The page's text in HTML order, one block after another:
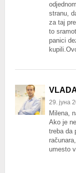
stranu,
za taj
to
panici
29. јуна
Milena,
Ako je
treba da
umesto